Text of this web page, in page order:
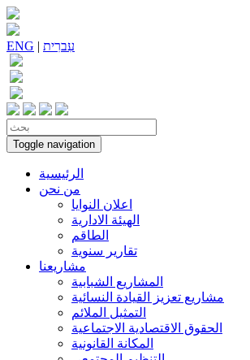
ENG | עִברִית
Toggle navigation
الرئيسية
من نحن
اعلان النوايا
الهيئة الادارية
الطاقم
تقارير سنوية
مشاريعنا
المشاريع الشبابية
مشاريع تعزيز القيادة النسائية
التمثيل الملائم
الحقوق الاقتصادية الاجتماعية
المكانة القانونية